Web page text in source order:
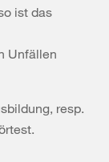
ist das
Unfällen
resp.